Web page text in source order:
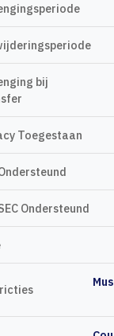
bij
Toegestaan
Ondersteund